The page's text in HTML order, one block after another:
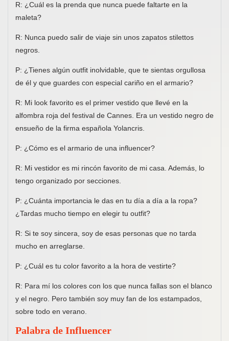
R: ¿Cuál es la prenda que nunca puede faltarte en la
maleta?
R: Nunca puedo salir de viaje sin unos zapatos stilettos
negros.
P: ¿Tienes algún outfit inolvidable, que te sientas orgullosa
de él y que guardes con especial cariño en el armario?
R: Mi look favorito es el primer vestido que llevé en la
alfombra roja del festival de Cannes. Era un vestido negro de
ensueño de la firma española Yolancris.
P: ¿Cómo es el armario de una influencer?
R: Mi vestidor es mi rincón favorito de mi casa. Además, lo
tengo organizado por secciones.
P: ¿Cuánta importancia le das en tu día a día a la ropa?
¿Tardas mucho tiempo en elegir tu outfit?
R: Si te soy sincera, soy de esas personas que no tarda
mucho en arreglarse.
P: ¿Cuál es tu color favorito a la hora de vestirte?
R: Para mí los colores con los que nunca fallas son el blanco
y el negro. Pero también soy muy fan de los estampados,
sobre todo en verano.
Palabra de Influencer